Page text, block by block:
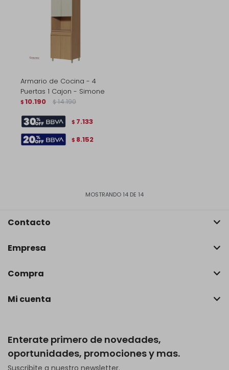
Armario de Cocina - 4
Puertas 1 Cajon - Simone
$ 10.190 $ 14.190
$ 7.133
$ 8.152
MOSTRANDO 14 DE 14
Enterate primero de novedades,
oportunidades, promociones y mas.
Suscribite a nuestro newsletter.
Contacto
Empresa
Compra
Mi cuenta